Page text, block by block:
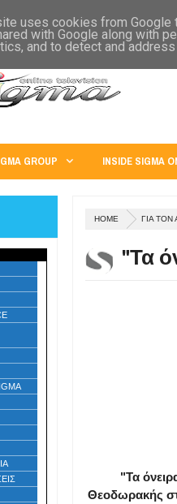
U.S.A. AUSTRALIA
GROUP INSIDE SIGMA
HOME ΓΙΑ
"Τα
"Τα
Θεοδωρακής
uses cookies from Google
with Google along with
and to detect and